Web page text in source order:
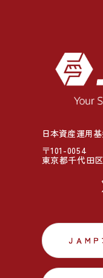
日本資産運用
〒101-0054
東京都千代田
ＪＡＭ
ＪＡＭ